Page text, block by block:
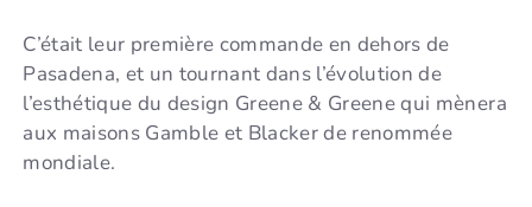
C’était leur première commande en dehors de
Pasadena, et un tournant dans l’évolution de
l’esthétique du design Greene & Greene qui mènera
aux maisons Gamble et Blacker de renommée
mondiale.